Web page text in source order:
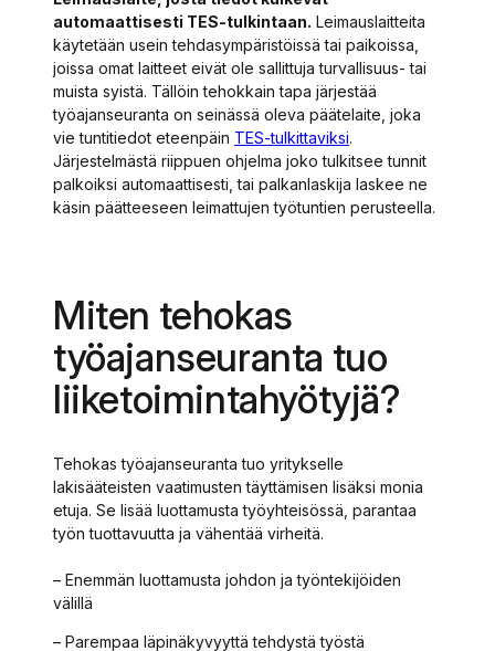
automaattisesti TES-tulkintaan. Leimauslaitteita
käytetään usein tehdasympäristöissä tai paikoissa,
joissa omat laitteet eivät ole sallittuja turvallisuus- tai
muista syistä. Tällöin tehokkain tapa järjestää
työajanseuranta on seinässä oleva päätelaite, joka
vie tuntitiedot eteenpäin TES-tulkittaviksi.
Järjestelmästä riippuen ohjelma joko tulkitsee tunnit
palkoiksi automaattisesti, tai palkanlaskija laskee ne
käsin päätteeseen leimattujen työtuntien perusteella.
Miten tehokas
työajanseuranta tuo
liiketoimintahyötyjä?
Tehokas työajanseuranta tuo yritykselle
lakisääteisten vaatimusten täyttämisen lisäksi monia
etuja. Se lisää luottamusta työyhteisössä, parantaa
työn tuottavuutta ja vähentää virheitä.
– Enemmän luottamusta johdon ja työntekijöiden
välillä
– Parempaa läpinäkyvyyttä tehdystä työstä